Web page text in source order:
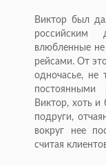
Виктор был
российским
влюбленные
рейсами. От
одночасье, не
постоянными
Виктор, хоть
подруги,
вокруг нее
считая